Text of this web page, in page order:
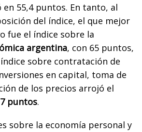
en 55,4 puntos. En tanto, al
del índice, el que mejor
fue el índice sobre la
argentina, con 65 puntos,
sobre contratación de
en capital, toma de
de los precios arrojó el
puntos.
sobre la economía personal y